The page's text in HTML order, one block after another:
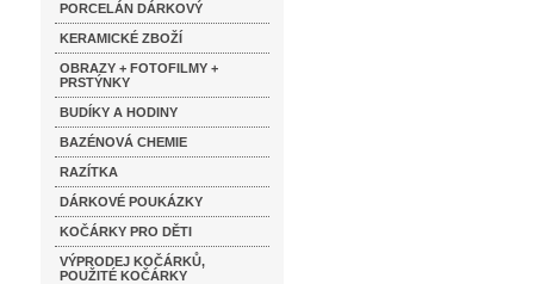
PORCELÁN DÁRKOVÝ
KERAMICKÉ ZBOŽÍ
OBRAZY + FOTOFILMY +
PRSTÝNKY
BUDÍKY A HODINY
BAZÉNOVÁ CHEMIE
RAZÍTKA
DÁRKOVÉ POUKÁZKY
KOČÁRKY PRO DĚTI
VÝPRODEJ KOČÁRKŮ,
POUŽITÉ KOČÁRKY